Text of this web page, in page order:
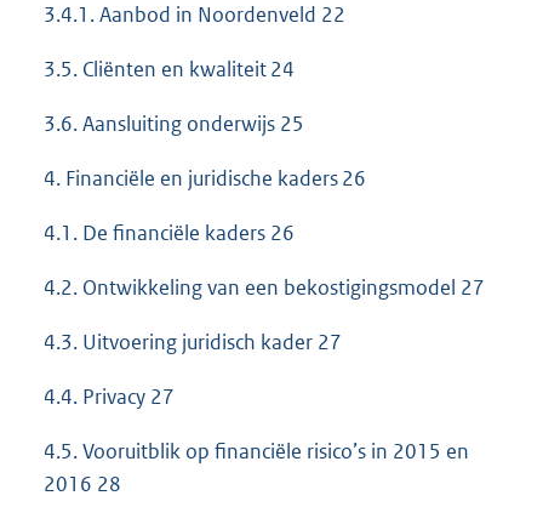
3.4.1. Aanbod in Noordenveld 22
3.5. Cliënten en kwaliteit 24
3.6. Aansluiting onderwijs 25
4. Financiële en juridische kaders 26
4.1. De financiële kaders 26
4.2. Ontwikkeling van een bekostigingsmodel 27
4.3. Uitvoering juridisch kader 27
4.4. Privacy 27
4.5. Vooruitblik op financiële risico’s in 2015 en
2016 28